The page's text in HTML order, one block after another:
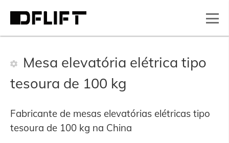
Mesa elevatória elétrica tipo
tesoura de 100 kg
Fabricante de mesas elevatórias elétricas tipo
tesoura de 100 kg na China